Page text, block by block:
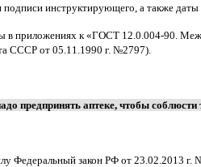
инструктирующего, а также даты
приложениях к «ГОСТ 12.0.004-90.
СССР от 05.11.1990 г. №2797).
предпринять аптеке, чтобы
Федеральный закон РФ от 23.02.2013